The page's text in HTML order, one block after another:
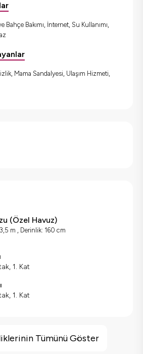
Bakımı, İnternet, Su Kullanımı,
Mama Sandalyesi, Ulaşım Hizmeti,
(Özel Havuz)
m , Derinlik: 160 cm
1. Kat
1. Kat
Tümünü Göster